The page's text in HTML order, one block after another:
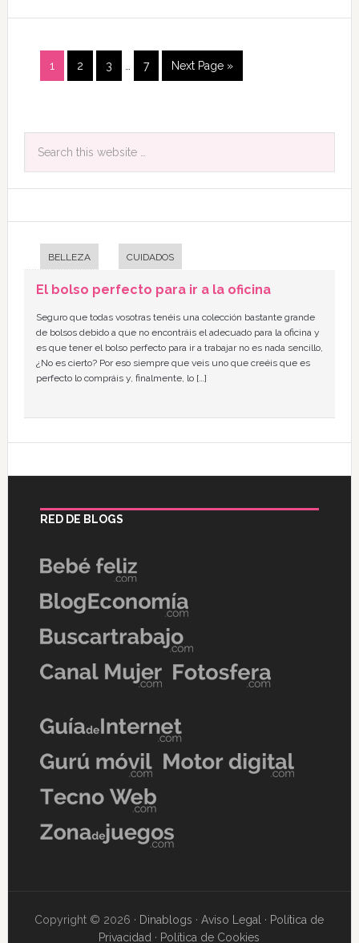
1 2 3 7 Next Page »
BELLEZA CUIDADOS
El bolso perfecto para ir a la oficina
Seguro que todas vosotras tenéis una colección bastante grande
de bolsos debido a que no encontráis el adecuado para la oficina y
es que tener el bolso perfecto para ir a trabajar no es nada sencillo,
¿No es cierto? Por eso siempre que veis uno que creéis que es
perfecto lo compráis y, finalmente, lo […]
RED DE BLOGS
Copyright © 2026 · Dinablogs ·Aviso Legal · Política de
Privacidad · Política de Cookies